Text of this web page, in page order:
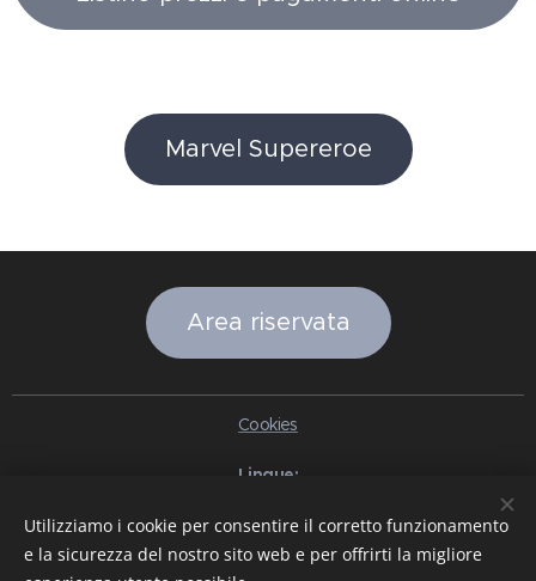
Marvel Supereroe
Area riservata
Cookies
Lingue
Français
Deutsch Русский Ελληνικά Nederlands
Română
中文（简体）
한국어 日本語 Български Čeština
Hrvatski
Utilizziamo i cookie per consentire il corretto funzionamento
e la sicurezza del nostro sito web e per offrirti la migliore